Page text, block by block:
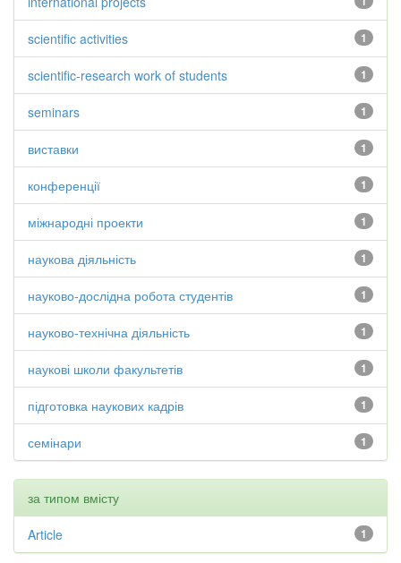
1
scientific activities
1
scientific-research work of students
1
seminars
1
виставки
1
конференції
1
міжнародні проекти
1
наукова діяльність
1
науково-дослідна робота студентів
1
науково-технічна діяльність
1
наукові школи факультетів
1
підготовка наукових кадрів
1
семінари
за типом вмісту
1
Article